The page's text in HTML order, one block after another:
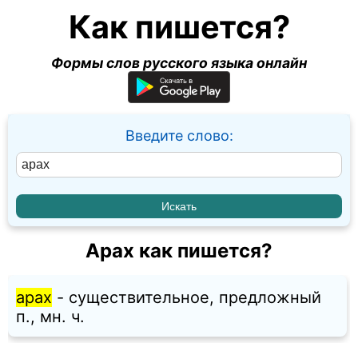
Как пишется?
Формы слов русского языка онлайн
Введите слово:
Арах как пишется?
арах - существительное, предложный
п., мн. ч.